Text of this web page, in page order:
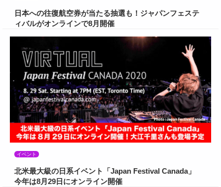
日本への往復航空券が当たる抽選も！ジャパンフェステ
ィバルがオンラインで8月開催
イベント
北米最大級の日系イベント「Japan Festival Canada」
今年は8月29日にオンライン開催